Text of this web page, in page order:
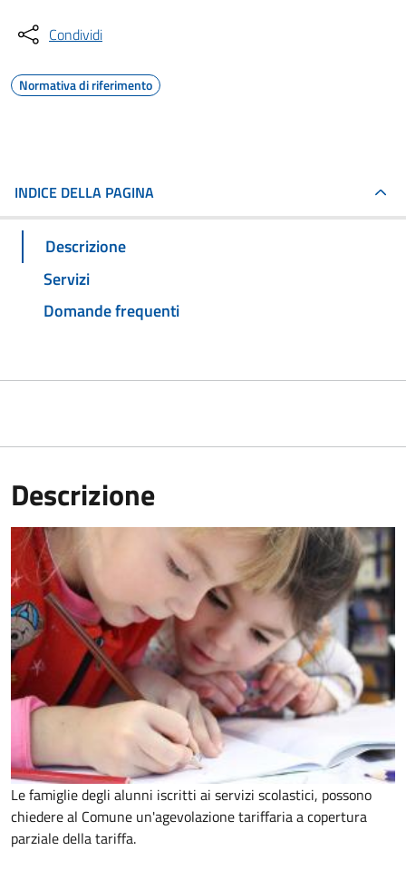
Condividi
Normativa di riferimento
INDICE DELLA PAGINA
Descrizione
Servizi
Domande frequenti
Descrizione
Le famiglie degli alunni iscritti ai servizi scolastici, possono
chiedere al Comune un'agevolazione tariffaria a copertura
parziale della tariffa.